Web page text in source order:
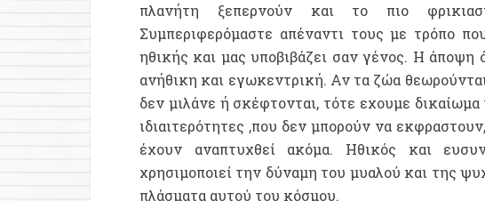
πλανήτη ξεπερνούν και το πιο
Συμπεριφερόμαστε απέναντι τους με τρόπο
ηθικής και μας υποβιβάζει σαν γένος. Η άποψη
ανήθικη και εγωκεντρική. Αν τα ζώα
δεν μιλάνε ή σκέφτονται, τότε εχουμε
ιδιαιτερότητες ,που δεν μπορούν να
έχουν αναπτυχθεί ακόμα. Ηθικός και
χρησιμοποιεί την δύναμη του μυαλού και της
πλάσματα αυτού του κόσμου.